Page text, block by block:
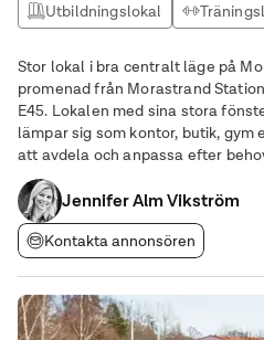
Utbildningslokal
Stor lokal i bra centralt läge på
promenad från Morastrand
E45. Lokalen med sina stora fönsterpartier mot Moragatan
lämpar sig som kontor, butik, gym eller
att avdela och anpassa efter
entréplan och källarplan. Hyresgäster i samma byggnad är Mora
Hotell & spa, Restaurang
Jennifer Alm Vikström
Kontakta annonsören